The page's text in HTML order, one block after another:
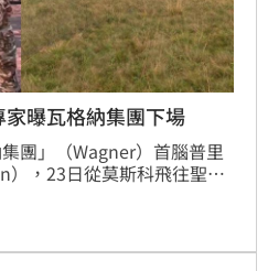
曝瓦格納集團下場
團」（Wagner）首腦普里
，23日從莫斯科飛往聖彼
此，就有專家分析，日前有
，一旦這些高層死亡，瓦格